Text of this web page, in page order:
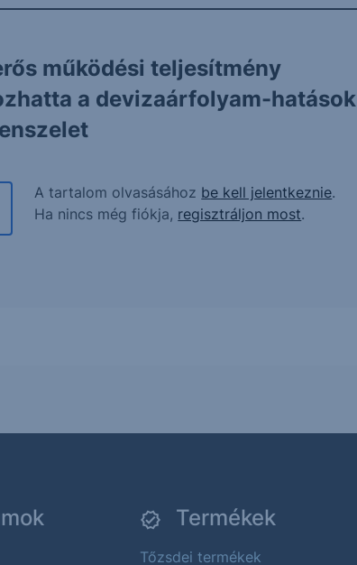
működési teljesítmény
a devizaárfolyam-hatások
A tartalom olvasásához be kell jelentkeznie.
Ha nincs még fiókja, regisztráljon most.
Termékek
Tőzsdei termékek